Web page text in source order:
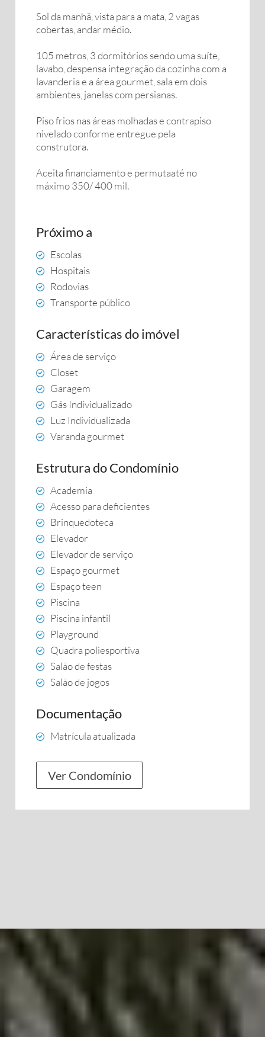
Sol da manhã, vista para a mata, 2 vagas
cobertas, andar médio.
105 metros, 3 dormitórios sendo uma suíte,
lavabo, despensa integração da cozinha com a
lavanderia e a área gourmet, sala em dois
ambientes, janelas com persianas.
Piso frios nas áreas molhadas e contrapiso
nivelado conforme entregue pela
construtora.
Aceita financiamento e permutaaté no
máximo 350/ 400 mil.
Próximo a
Escolas
Hospitais
Rodovias
Transporte público
Características do imóvel
Área de serviço
Closet
Garagem
Gás Individualizado
Luz Individualizada
Varanda gourmet
Estrutura do Condomínio
Academia
Acesso para deficientes
Brinquedoteca
Elevador
Elevador de serviço
Espaço gourmet
Espaço teen
Piscina
Piscina infantil
Playground
Quadra poliesportiva
Salão de festas
Salão de jogos
Documentação
Matrícula atualizada
Ver Condomínio